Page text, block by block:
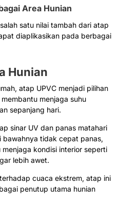
Area Hunian
satu nilai tambah dari atap
diaplikasikan pada berbagai
Hunian
atap UPVC menjadi pilihan
menjaga suhu
sepanjang hari.
sinar UV dan panas matahari
bawahnya tidak cepat panas,
kondisi interior seperti
lebih awet.
cuaca ekstrem, atap ini
penutup utama hunian